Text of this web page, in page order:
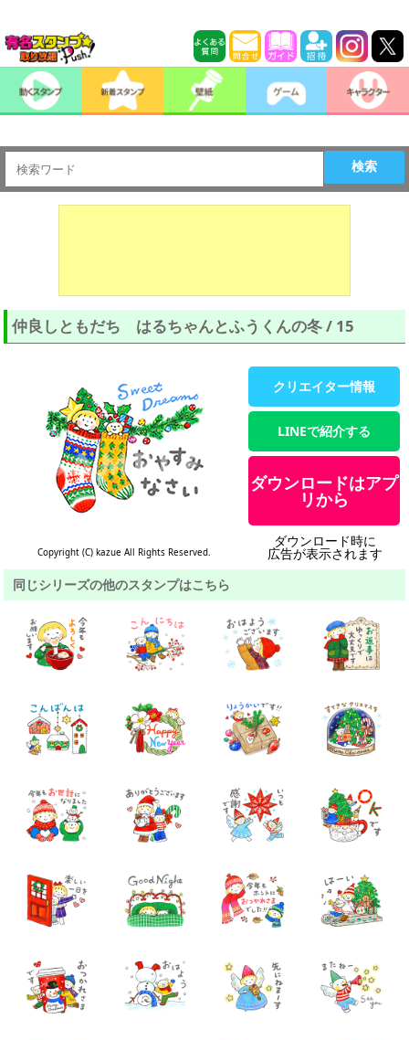
検索
仲良しともだち はるちゃんとふうくんの冬 / 15
Copyright (C) kazue All Rights Reserved.
クリエイター情報
LINEで紹介する
ダウンロードはアプ
リから
ダウンロード時に
広告が表示されます
同じシリーズの他のスタンプはこちら